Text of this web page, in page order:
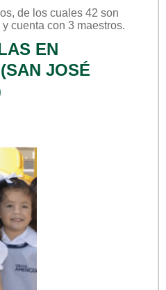
de los cuales 42 son
cuenta con 3 maestros.
EN
JOSÉ